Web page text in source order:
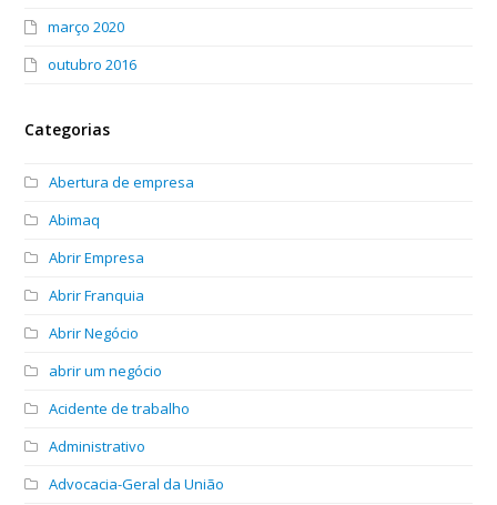
março 2020
outubro 2016
Categorias
Abertura de empresa
Abimaq
Abrir Empresa
Abrir Franquia
Abrir Negócio
abrir um negócio
Acidente de trabalho
Administrativo
Advocacia-Geral da União